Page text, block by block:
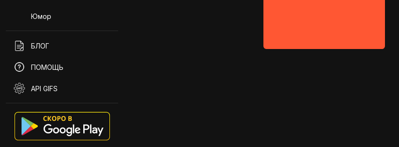
Юмор
БЛОГ
ПОМОЩЬ
API GIFS